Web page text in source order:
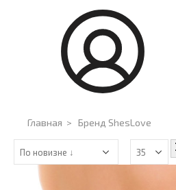
Главная > Бренд ShesLove